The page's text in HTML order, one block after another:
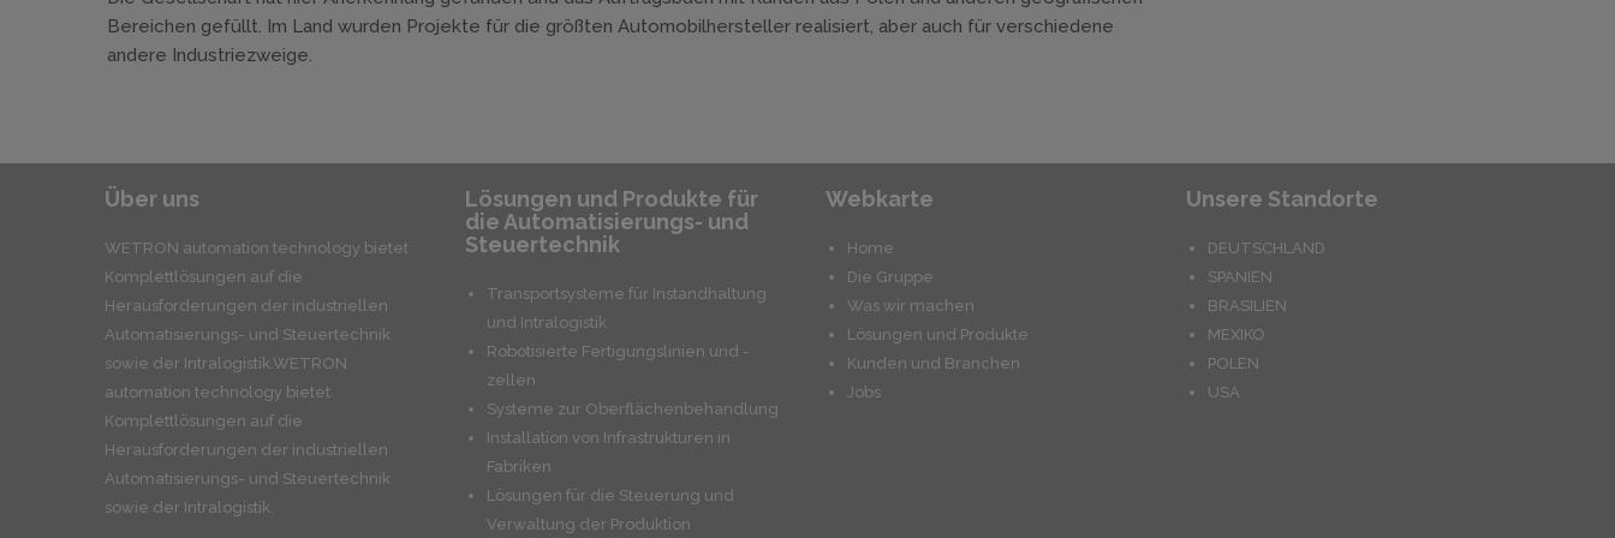
Bereichen gefüllt. Im Land wurden Projekte für die größten Automobilhersteller realisiert, aber auch für verschiedene
andere Industriezweige.
Über uns
WETRON automation technology bietet
Komplettlösungen auf die
Herausforderungen der industriellen
Automatisierungs- und Steuertechnik
sowie der Intralogistik.WETRON
automation technology bietet
Komplettlösungen auf die
Herausforderungen der industriellen
Automatisierungs- und Steuertechnik
sowie der Intralogistik.
Lösungen und Produkte für
die Automatisierungs- und
Steuertechnik
Transportsysteme für Instandhaltung
und Intralogistik
Robotisierte Fertigungslinien und -
zellen
Systeme zur Oberflächenbehandlung
Installation von Infrastrukturen in
Fabriken
Lösungen für die Steuerung und
Verwaltung der Produktion
Webkarte
Home
Die Gruppe
Was wir machen
Lösungen und Produkte
Kunden und Branchen
Jobs
Unsere Standorte
DEUTSCHLAND
SPANIEN
BRASILIEN
MEXIKO
POLEN
USA